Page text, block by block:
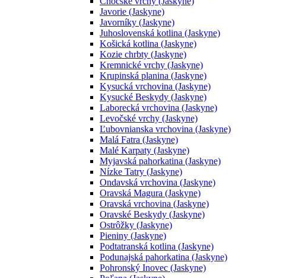
Javorie (Jaskyne)
Javorníky (Jaskyne)
Juhoslovenská kotlina (Jaskyne)
Košická kotlina (Jaskyne)
Kozie chrbty (Jaskyne)
Kremnické vrchy (Jaskyne)
Krupinská planina (Jaskyne)
Kysucká vrchovina (Jaskyne)
Kysucké Beskydy (Jaskyne)
Laborecká vrchovina (Jaskyne)
Levočské vrchy (Jaskyne)
Ľubovnianska vrchovina (Jaskyne)
Malá Fatra (Jaskyne)
Malé Karpaty (Jaskyne)
Myjavská pahorkatina (Jaskyne)
Nízke Tatry (Jaskyne)
Ondavská vrchovina (Jaskyne)
Oravská Magura (Jaskyne)
Oravská vrchovina (Jaskyne)
Oravské Beskydy (Jaskyne)
Ostrôžky (Jaskyne)
Pieniny (Jaskyne)
Podtatranská kotlina (Jaskyne)
Podunajská pahorkatina (Jaskyne)
Pohronský Inovec (Jaskyne)